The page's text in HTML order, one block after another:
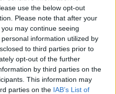
use the below opt-out
Please note that after your
may continue seeing
information utilized by
to third parties prior to
opt-out of the further
by third parties on the
This information may
parties on the IAB’s List of